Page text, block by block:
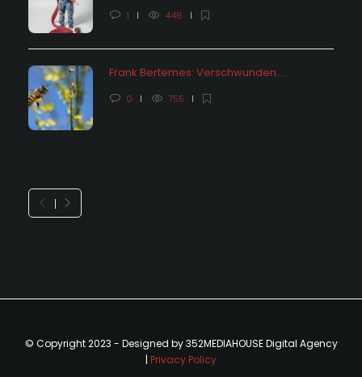
1 446
Frank Bertemes: Verschwunden….
0 755
© Copyright 2023 - Designed by 352MEDIAHOUSE Digital Agency
| Privacy Policy